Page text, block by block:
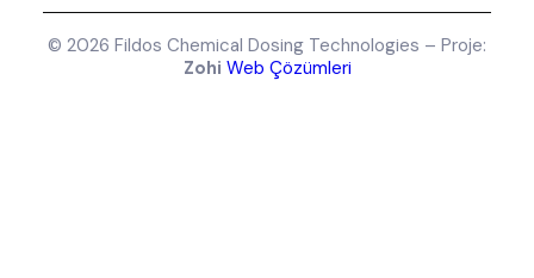
© 2026 Fildos Chemical Dosing Technologies – Proje:
Zohi Web Çözümleri